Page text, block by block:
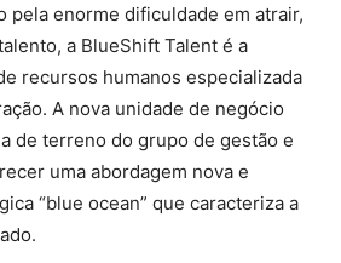
pela enorme dificuldade em atrair,
a BlueShift Talent é a
recursos humanos especializada
A nova unidade de negócio
de terreno do grupo de gestão e
uma abordagem nova e
“blue ocean” que caracteriza a